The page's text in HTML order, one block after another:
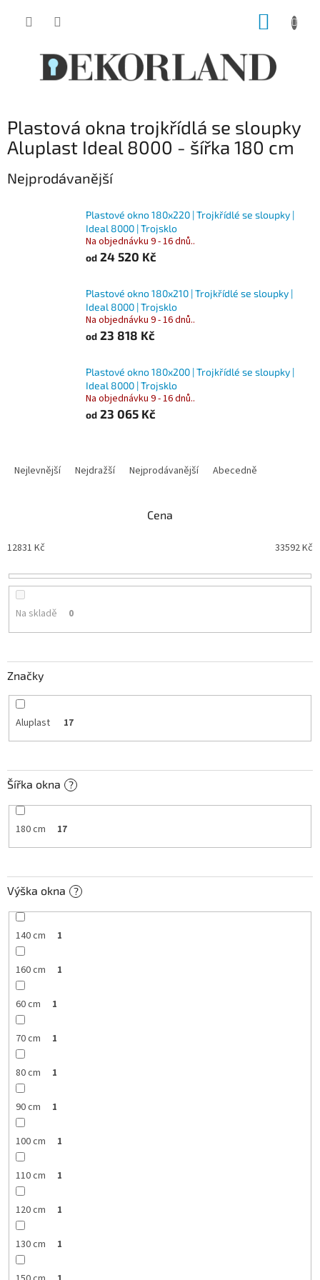
Plastová okna trojkřídlá se sloupky
Aluplast Ideal 8000 - šířka 180 cm
Nejprodávanější
Plastové okno 180x220 | Trojkřídlé se sloupky |
Ideal 8000 | Trojsklo
Na objednávku 9 - 16 dnů..
od 24 520 Kč
Plastové okno 180x210 | Trojkřídlé se sloupky |
Ideal 8000 | Trojsklo
Na objednávku 9 - 16 dnů..
od 23 818 Kč
Plastové okno 180x200 | Trojkřídlé se sloupky |
Ideal 8000 | Trojsklo
Na objednávku 9 - 16 dnů..
od 23 065 Kč
p
o
ů
Nejlevnější Nejdražší Nejprodávanější Abecedně
Cena
12831 Kč 33592Kč
Na skladě 0
Značky
Aluplast 17
Šířka okna ?
180 cm 17
Výška okna ?
140 cm 1
160 cm 1
60 cm 1
70 cm 1
80 cm 1
90 cm 1
100 cm 1
110 cm 1
120 cm 1
130 cm 1